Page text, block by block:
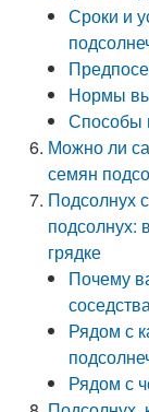
Сроки и
Нормы
Способы
Можно ли
семян
Подсолнух
подсолнух:
грядке
Почему
Рядом с
Рядом с